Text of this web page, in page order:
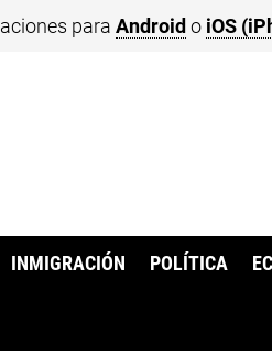
para Android o iOS
INMIGRACIÓN POLÍTICA